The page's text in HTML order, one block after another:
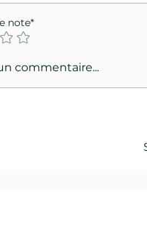
note*
commentaire...